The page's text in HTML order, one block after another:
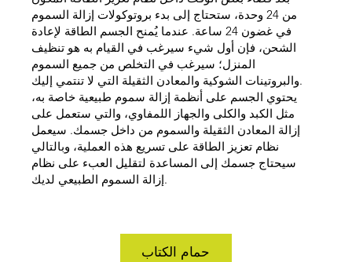
من 24 وحدة، ستحتاج إلى بدء بروتوكولات إزالة السموم
في غضون 24 ساعة. عندما يُمنح الجسم الطاقة لإعادة
الشحن، فإن أول شيء سيرغب في القيام به هو تنظيف
المنزل؛ سيرغب في التخلص من جميع السموم
والبروتينات الشوكية والمعادن الثقيلة التي لا تنتمي إليك.
يحتوي الجسم على أنظمة إزالة سموم طبيعية خاصة به،
مثل الكبد والكلى والجهاز اللمفاوي، والتي ستعمل على
إزالة المعادن الثقيلة والسموم من داخل جسمك. سيعمل
نظام تعزيز الطاقة على تسريع هذه العملية، وبالتالي
سيحتاج جسمك إلى المساعدة لتقليل العبء على نظام
إزالة السموم الطبيعي لديك.
حمام الكتاب